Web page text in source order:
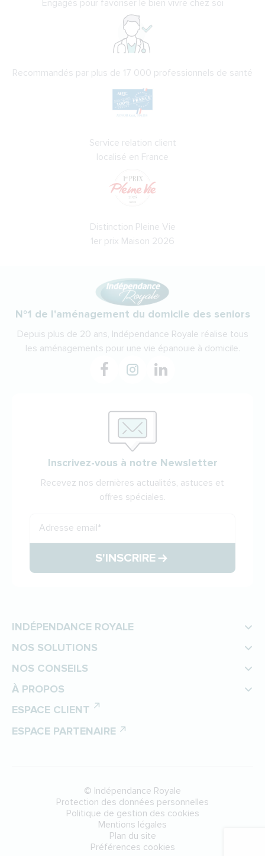
Engagés pour favoriser le bien vivre chez soi
Recommandés par plus de 17 000 professionnels de santé
Service relation client
localisé en France
Distinction Pleine Vie
1er prix Maison 2026
N°1 de l'aménagement du domicile des seniors
Depuis plus de 20 ans, Indépendance Royale réalise tous
les aménagements pour une vie épanouie à domicile.
Inscrivez-vous à notre Newsletter
Recevez nos dernières actualités, astuces et
offres spéciales.
Adresse email*
S'INSCRIRE
INDÉPENDANCE ROYALE
NOS SOLUTIONS
NOS CONSEILS
À PROPOS
ESPACE CLIENT
ESPACE PARTENAIRE
© Indépendance Royale
Protection des données personnelles
Politique de gestion des cookies
Mentions légales
Plan du site
Préférences cookies